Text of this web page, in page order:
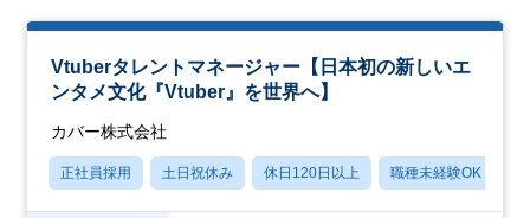
Vtuberタレントマネージャー【日本初の新しいエ
ンタメ文化『Vtuber』を世界へ】
カバー株式会社
正社員採用 土日祝休み 休日120日以上 職種未経験OK